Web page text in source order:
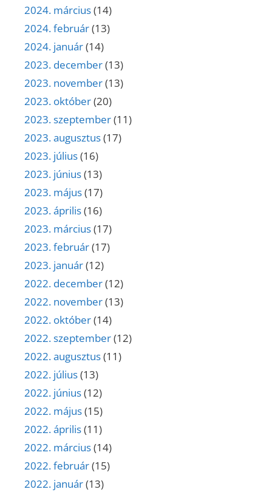
2024. március(14)
2024. február(13)
2024. január(14)
2023. december(13)
2023. november(13)
2023. október(20)
2023. szeptember(11)
2023. augusztus(17)
2023. július(16)
2023. június(13)
2023. május(17)
2023. április(16)
2023. március(17)
2023. február(17)
2023. január(12)
2022. december(12)
2022. november(13)
2022. október(14)
2022. szeptember(12)
2022. augusztus(11)
2022. július(13)
2022. június(12)
2022. május(15)
2022. április(11)
2022. március(14)
2022. február(15)
2022. január(13)